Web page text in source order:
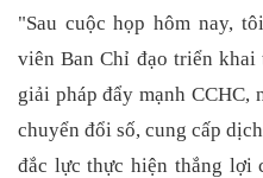
"Sau cuộc họp hôm nay,
viên Ban Chỉ đạo triển
giải pháp đẩy mạnh CCHC,
chuyển đổi số, cung cấp
đắc lực thực hiện thắng lợi